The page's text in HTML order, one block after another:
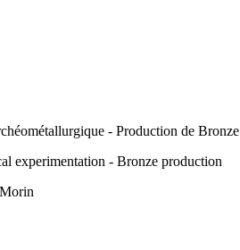
- Production de Bronze
experimentation - Bronze production